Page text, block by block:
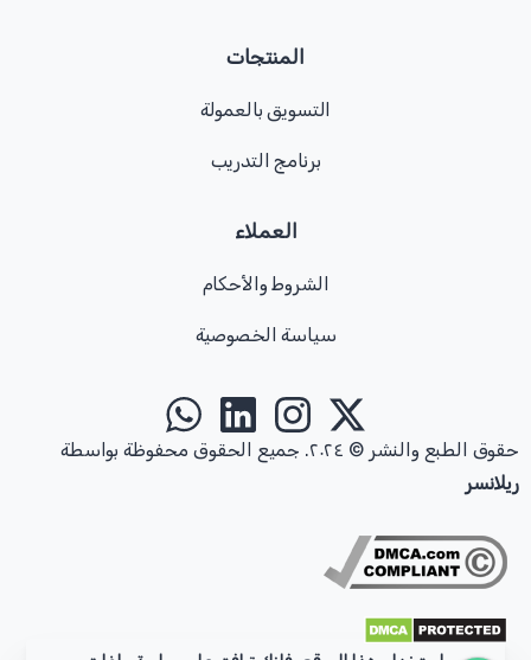
حقوق الطبع والنشر © ٢٠٢٤. جميع الحقوق محفوظة بواسطة
ريلانسر
العملاء
الشروط والأحكام
سياسة الخصوصية
المنتجات
التسويق بالعمولة
برنامج التدريب
تواصل عبر الواتساب
+1 (202) 770-2006
*يتم الرد عادة خلال 24 ساعة